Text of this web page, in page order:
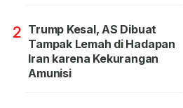
2 Trump Kesal, AS Dibuat
Tampak Lemah di Hadapan
Iran karena Kekurangan
Amunisi